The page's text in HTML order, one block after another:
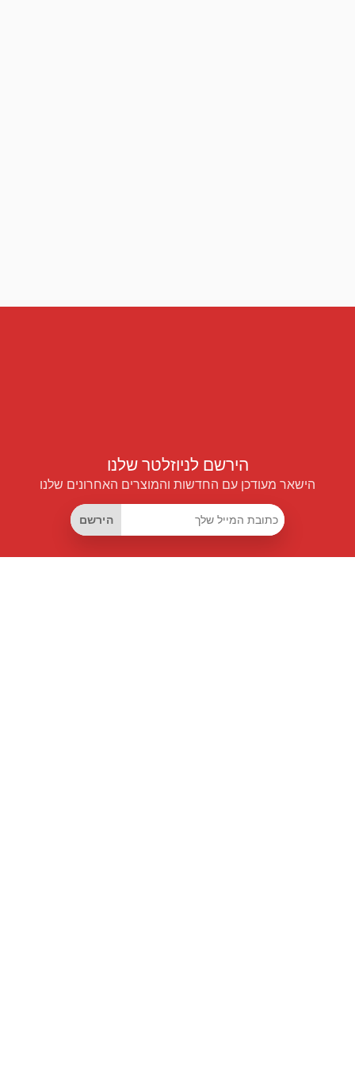
הירשם לניוזלטר שלנו
הישאר מעודכן עם החדשות והמוצרים האחרונים שלנו
הירשם